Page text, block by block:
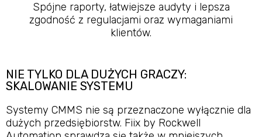
Spójne raporty, łatwiejsze audyty i lepsza
zgodność z regulacjami oraz wymaganiami
klientów.
NIE TYLKO DLA DUŻYCH GRACZY:
SKALOWANIE SYSTEMU
Systemy CMMS nie są przeznaczone wyłącznie dla
dużych przedsiębiorstw. Fiix by Rockwell